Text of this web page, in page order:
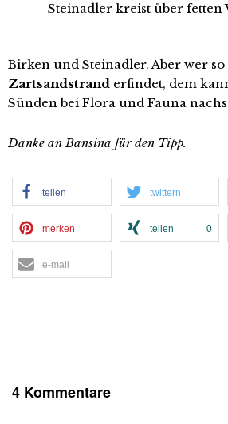
Steinadler kreist über fetten
Birken und Steinadler. Aber wer
Zartsandstrand erfindet, dem
Sünden bei Flora und Fauna
Danke an Bansina für den Tipp.
teilen twittern
merken teilen 0
e-mail
4 Kommentare